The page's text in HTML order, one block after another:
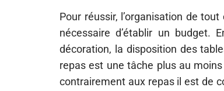
Pour réussir, l’organisation de
nécessaire d’établir un
décoration, la disposition des
repas est une tâche plus au
contrairement aux repas il est de